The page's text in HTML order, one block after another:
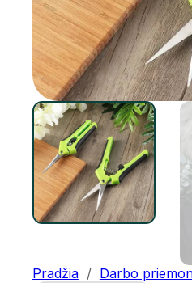
Pradžia / Darbo